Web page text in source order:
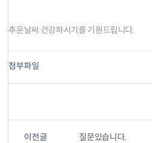
추운날씨 건강하시기를 기원드립니다.
첨부파일
이전글 질문있습니다.